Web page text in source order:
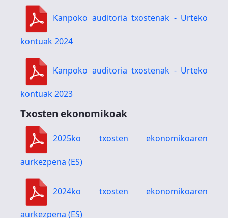
Kanpoko auditoria txostenak - Urteko
kontuak 2024
Kanpoko auditoria txostenak - Urteko
kontuak 2023
Txosten ekonomikoak
2025ko txosten ekonomikoaren
aurkezpena (ES)
2024ko txosten ekonomikoaren
aurkezpena (ES)